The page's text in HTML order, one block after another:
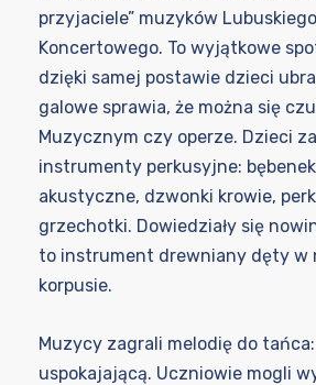
przyjaciele” muzyków
Koncertowego. To wyjątkowe
dzięki samej postawie dzieci
galowe sprawia, że można się
Muzycznym czy operze. Dzieci
instrumenty perkusyjne:
akustyczne, dzwonki krowie,
grzechotki. Dowiedziały się
to instrument drewniany dęty w
korpusie.
Muzycy zagrali melodię do
uspokajającą. Uczniowie mogli